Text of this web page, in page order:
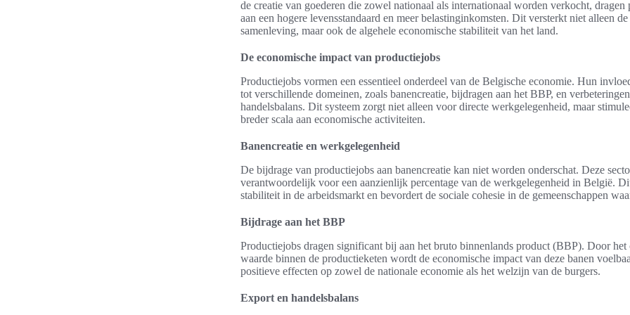
de creatie van goederen die zowel nationaal als internationaal worden verkocht,
aan een hogere levensstandaard en meer belastinginkomsten. Dit versterkt niet alleen
samenleving, maar ook de algehele economische stabiliteit van het land.
De economische impact van productiejobs
Productiejobs vormen een essentieel onderdeel van de Belgische economie. Hun
tot verschillende domeinen, zoals banencreatie, bijdragen aan het BBP, en
handelsbalans. Dit systeem zorgt niet alleen voor directe werkgelegenheid, maar
breder scala aan economische activiteiten.
Banencreatie en werkgelegenheid
De bijdrage van productiejobs aan banencreatie kan niet worden onderschat. Deze
verantwoordelijk voor een aanzienlijk percentage van de werkgelegenheid in België.
stabiliteit in de arbeidsmarkt en bevordert de sociale cohesie in de gemeenschappen
Bijdrage aan het BBP
Productiejobs dragen significant bij aan het bruto binnenlands product (BBP). Door het
waarde binnen de productieketen wordt de economische impact van deze banen
positieve effecten op zowel de nationale economie als het welzijn van de burgers.
Export en handelsbalans